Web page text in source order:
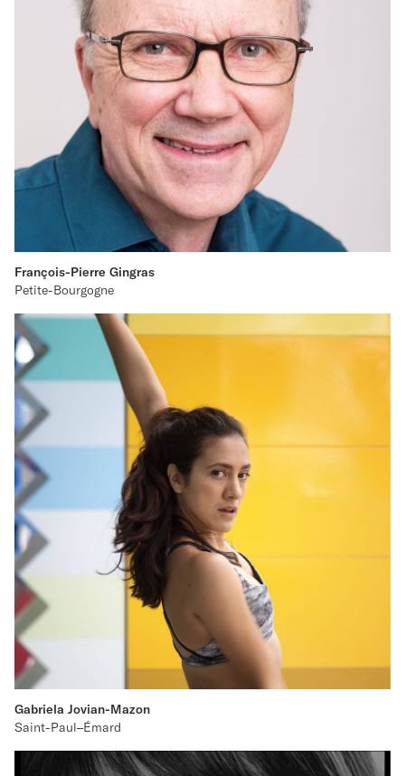
François-Pierre Gingras
Petite-Bourgogne
Gabriela Jovian-Mazon
Saint-Paul–Émard